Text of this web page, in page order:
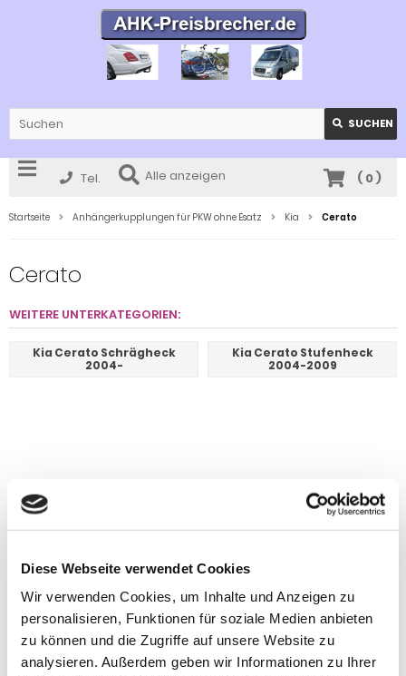
Diese Webseite verwendet Cookies
Wir verwenden Cookies, um Inhalte und Anzeigen zu
personalisieren, Funktionen für soziale Medien anbieten
zu können und die Zugriffe auf unsere Website zu
analysieren. Außerdem geben wir Informationen zu Ihrer
SUCHEN
Tel. Alle anzeigen ( 0)
Startseite Anhängerkupplungen für PKW ohne Esatz Kia Cerato
Cerato
WEITERE UNTERKATEGORIEN:
Kia Cerato Schrägheck
2004-
Kia Cerato Stufenheck
2004-2009